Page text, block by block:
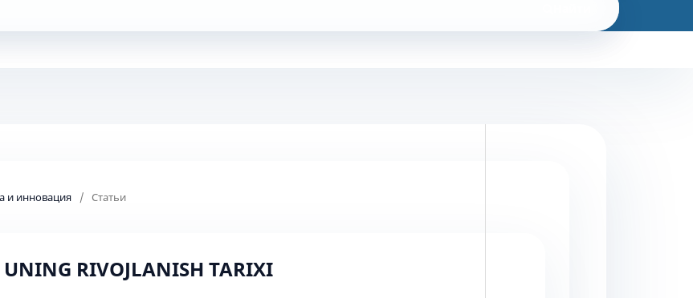
и инновация / Статьи
RIVOJLANISH TARIXI